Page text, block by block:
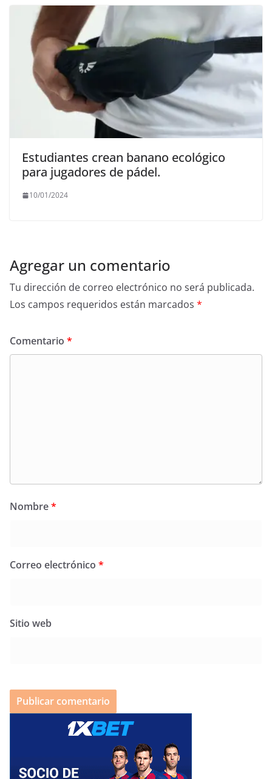
Estudiantes crean banano ecológico
para jugadores de pádel.
10/01/2024
Agregar un comentario
Tu dirección de correo electrónico no será publicada.
Los campos requeridos están marcados *
Comentario *
Nombre*
Correo electrónico *
Sitio web